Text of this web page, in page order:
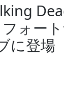
ォー
に登場